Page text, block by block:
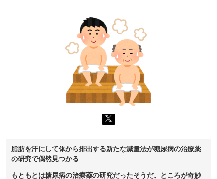
脂肪を汗にして体から排出する新たな減量法が糖尿病の治療薬
の研究で偶然見つかる
もともとは糖尿病の治療薬の研究だったそうだ。ところが奇妙